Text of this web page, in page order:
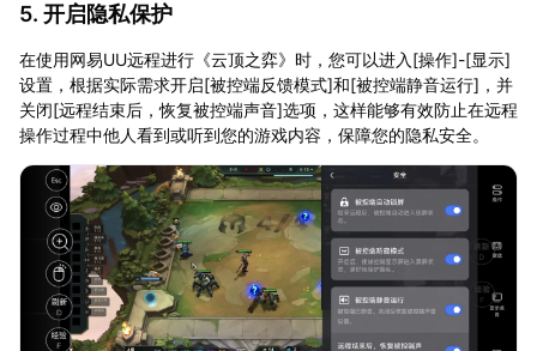
5. 开启隐私保护
在使用网易UU远程进行《云顶之弈》时，您可以进入[操作]-[显示]
设置，根据实际需求开启[被控端反馈模式]和[被控端静音运行]，并
关闭[远程结束后，恢复被控端声音]选项，这样能够有效防止在远程
操作过程中他人看到或听到您的游戏内容，保障您的隐私安全。